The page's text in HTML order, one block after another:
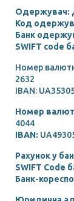
Одержувач:
Код
Банк
SWIFT code
Номер
2632
IBAN:
Номер
4044
IBAN:
Рахунок у
SWIFT Code
Банк-